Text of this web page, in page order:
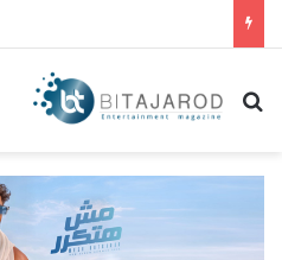
بحث عن